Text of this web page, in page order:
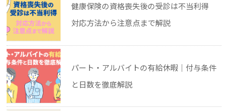
健康保険の資格喪失後の受診は不当利得
対応方法から注意点まで解説
パート・アルバイトの有給休暇｜付与条件
と日数を徹底解説